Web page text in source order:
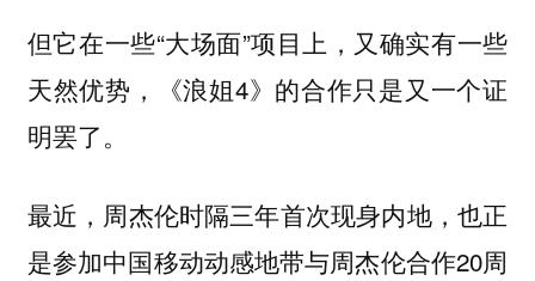
但它在一些“大场面”项目上，又确实有一些
天然优势，《浪姐4》的合作只是又一个证
明罢了。
最近，周杰伦时隔三年首次现身内地，也正
是参加中国移动动感地带与周杰伦合作20周